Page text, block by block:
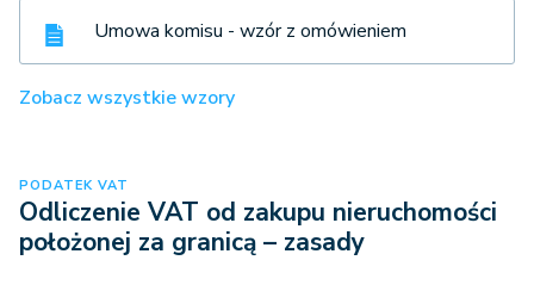
Umowa komisu - wzór z omówieniem
Zobacz wszystkie wzory
PODATEK VAT
Odliczenie VAT od zakupu nieruchomości
położonej za granicą – zasady